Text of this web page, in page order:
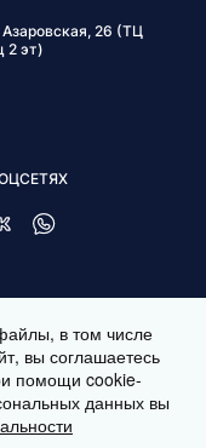
Азаровская, 26 (ТЦ
2 эт)
в том числе
вы соглашаетесь
помощи cookie-
данных вы